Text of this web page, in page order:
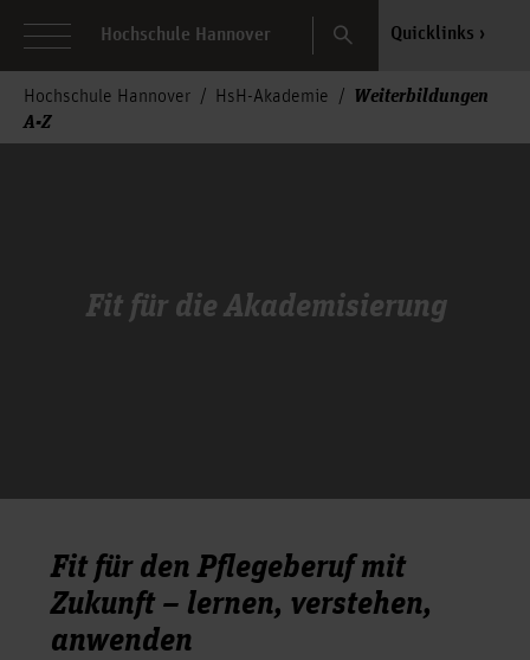
Hochschule Hannover Search Quicklinks
Hochschule Hannover HsH-Akademie
Weiterbildungen
A-Z
Fit für die Akademisierung
Fit für den Pflegeberuf mit
Zukunft – lernen, verstehen,
anwenden